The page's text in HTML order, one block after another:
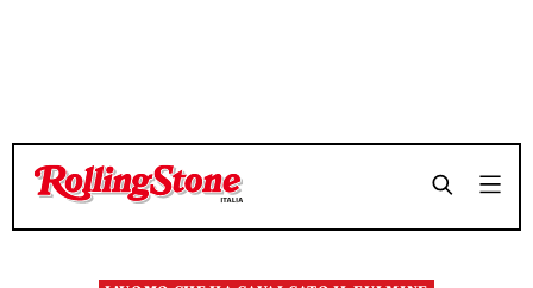
TEMPO DI LETTURA 9 MINUTI SHARE
TEMPO DI LETTURA 9 MINUTI SHARE